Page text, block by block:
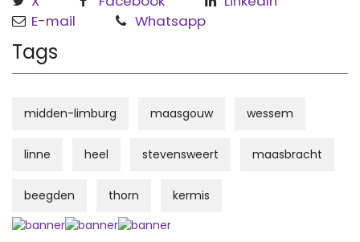
E-mail
Whatsapp
Tags
midden-limburg maasgouw wessem
linne heel stevensweert maasbracht
beegden thorn kermis